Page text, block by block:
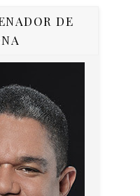
DE